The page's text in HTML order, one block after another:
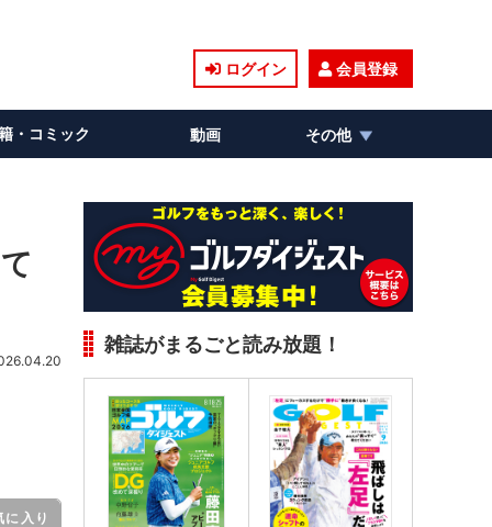
ログイン 会員登録
・コミック 動画 その他
に入り
雑誌がまるごと読み放題！